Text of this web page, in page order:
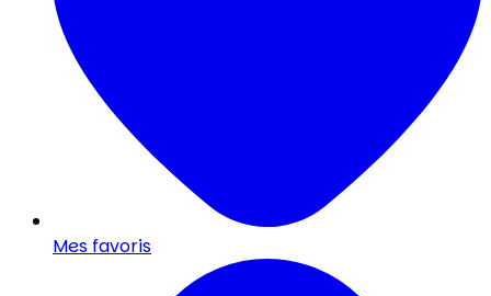
Mes favoris